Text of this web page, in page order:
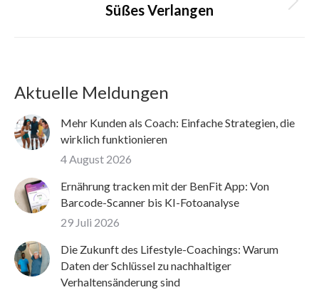
Nächster
Süßes Verlangen
Aktuelle Meldungen
Mehr Kunden als Coach: Einfache Strategien, die
wirklich funktionieren
4 August 2026
Ernährung tracken mit der BenFit App: Von
Barcode-Scanner bis KI-Fotoanalyse
29 Juli 2026
Die Zukunft des Lifestyle-Coachings: Warum
Daten der Schlüssel zu nachhaltiger
Verhaltensänderung sind